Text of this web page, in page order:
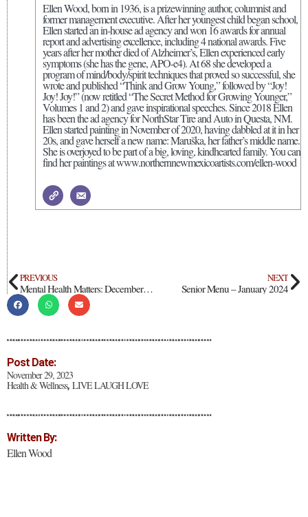
Post Date:
November 29, 2023
Health & Wellness, LIVE LAUGH LOVE
Written By:
Ellen Wood
Ellen Wood, born in 1936, is a prizewinning author, columnist and
former management executive. After her youngest child began school,
Ellen started an in-house ad agency and won 16 awards for annual
report and advertising excellence, including 4 national awards. Five
years after her mother died of Alzheimer’s, Ellen experienced early
symptoms (she has the gene, APO-e4). At 68 she developed a
program of mind/body/spirit techniques that proved so successful, she
wrote and published “Think and Grow Young,” followed by “Joy!
Joy! Joy!” (now retitled “The Secret Method for Growing Younger,”
Volumes 1 and 2) and gave inspirational speeches. Since 2018 Ellen
has been the ad agency for NorthStar Tire and Auto in Questa, NM.
Ellen started painting in November of 2020, having dabbled at it in her
20s, and gave herself a new name: Maruška, her father’s middle name.
She is overjoyed to be part of a big, loving, kindhearted family. You can
find her paintings at www.northernnewmexicoartists.com/ellen-wood
PREVIOUS
Mental Health Matters: December 23
NEXT
Senior Menu – January 2024